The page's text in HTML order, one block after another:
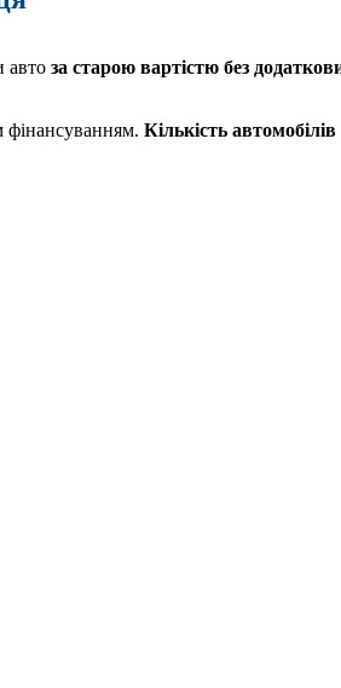
авто за старою вартістю без
фінансуванням. Кількість